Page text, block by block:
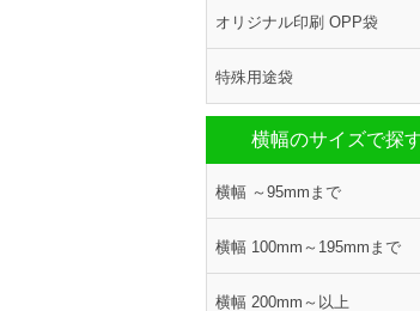
オリジナル印刷 OPP袋
特殊用途袋
横幅のサイズで探
横幅 ～95mmまで
横幅 100mm～195mmまで
横幅 200mm～以上